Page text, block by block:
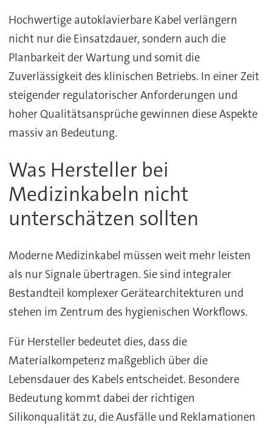
Hochwertige autoklavierbare Kabel verlängern
nicht nur die Einsatzdauer, sondern auch die
Planbarkeit der Wartung und somit die
Zuverlässigkeit des klinischen Betriebs. In einer Zeit
steigender regulatorischer Anforderungen und
hoher Qualitätsansprüche gewinnen diese Aspekte
massiv an Bedeutung.
Was Hersteller bei
Medizinkabeln nicht
unterschätzen sollten
Moderne Medizinkabel müssen weit mehr leisten
als nur Signale übertragen. Sie sind integraler
Bestandteil komplexer Gerätearchitekturen und
stehen im Zentrum des hygienischen Workflows.
Für Hersteller bedeutet dies, dass die
Materialkompetenz maßgeblich über die
Lebensdauer des Kabels entscheidet. Besondere
Bedeutung kommt dabei der richtigen
Silikonqualität zu, die Ausfälle und Reklamationen